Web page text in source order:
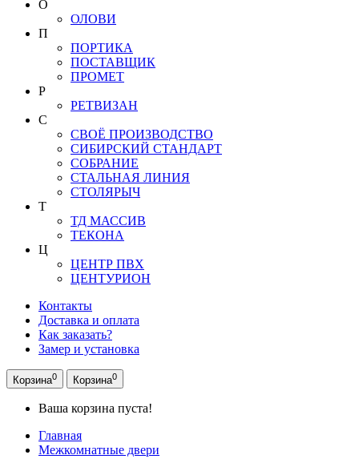
О
ОЛОВИ
П
ПОРТИКА
ПОСТАВЩИК
ПРОМЕТ
Р
РЕТВИЗАН
С
СВОЁ ПРОИЗВОДСТВО
СИБИРСКИЙ СТАНДАРТ
СОБРАНИЕ
СТАЛЬНАЯ ЛИНИЯ
СТОЛЯРЫЧ
Т
ТД МАССИВ
ТЕКОНА
Ц
ЦЕНТР ПВХ
ЦЕНТУРИОН
Контакты
Доставка и оплата
Как заказать?
Замер и установка
Корзина0 Корзина0
Ваша корзина пуста!
Главная
Межкомнатные двери